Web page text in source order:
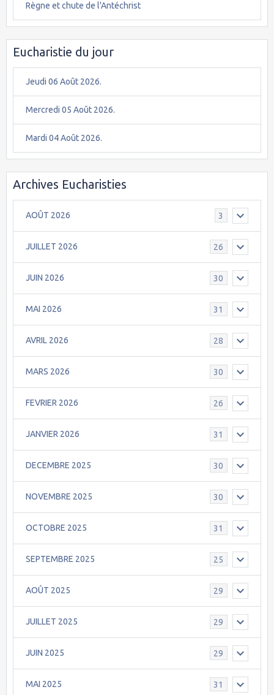
Règne et chute de l'Antéchrist
Eucharistie du jour
Jeudi 06 Août 2026.
Mercredi 05 Août 2026.
Mardi 04 Août 2026.
Archives Eucharisties
AOÛT 2026 3
JUILLET 2026 26
JUIN 2026 30
MAI 2026 31
AVRIL 2026 28
MARS 2026 30
FEVRIER 2026 26
JANVIER 2026 31
DECEMBRE 2025 30
NOVEMBRE 2025 30
OCTOBRE 2025 31
SEPTEMBRE 2025 25
AOÛT 2025 29
JUILLET 2025 29
JUIN 2025 29
MAI 2025 31